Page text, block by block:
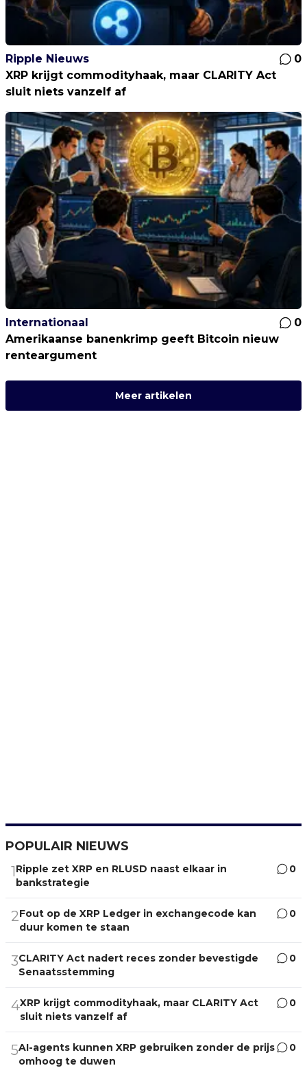
Ripple Nieuws
0
XRP krijgt commodityhaak, maar CLARITY Act
sluit niets vanzelf af
Internationaal
0
Amerikaanse banenkrimp geeft Bitcoin nieuw
renteargument
Meer artikelen
POPULAIR NIEUWS
1Ripple zet XRP en RLUSD naast elkaar in
bankstrategie
0
2Fout op de XRP Ledger in exchangecode kan
duur komen te staan
0
3CLARITY Act nadert reces zonder bevestigde
Senaatsstemming
0
4XRP krijgt commodityhaak, maar CLARITY Act
sluit niets vanzelf af
0
5AI-agents kunnen XRP gebruiken zonder de prijs
omhoog te duwen
0